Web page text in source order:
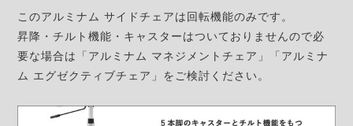
このアルミナム サイドチェアは回転機能のみです。
昇降・チルト機能・キャスターはついておりませんので必
要な場合は「アルミナム マネジメントチェア」「アルミナ
ム エグゼクティブチェア」をご検討ください。